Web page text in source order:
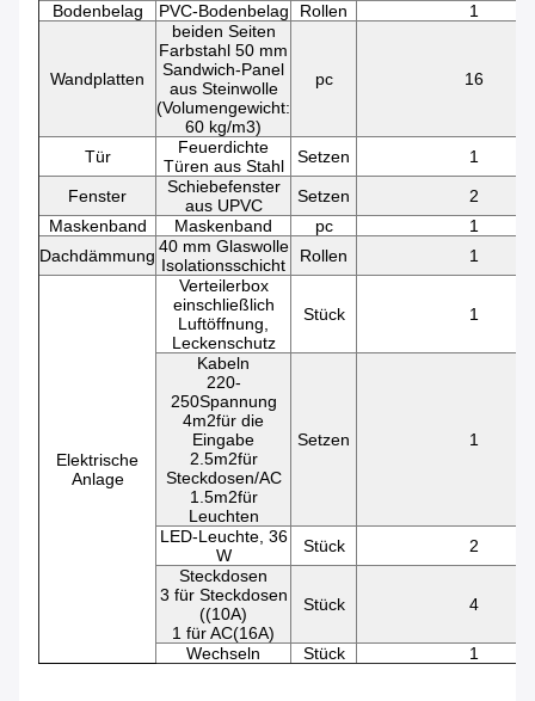
Bodenbelag
PVC-Bodenbelag Rollen 1
Wandplatten
beiden Seiten
Farbstahl 50 mm
Sandwich-Panel
aus Steinwolle
(Volumengewicht:
60 kg/m3)
pc 16
Tür
Feuerdichte
Türen aus Stahl
Setzen 1
Fenster
Schiebefenster
aus UPVC
Setzen
2
Maskenband
Maskenband pc
1
Dachdämmung 40 mm Glaswolle
Isolationsschicht
Rollen 1
Elektrische
Anlage
Verteilerbox
einschließlich
Luftöffnung,
Leckenschutz
Stück 1
Kabeln
220-
250Spannung
4m2für die
Eingabe
2.5m2für
Steckdosen/AC
1.5m2für
Leuchten
Setzen 1
LED-Leuchte, 36
W
Stück
2
Steckdosen
3 für Steckdosen
((10A)
1 für AC(16A)
Stück 4
Wechseln Stück 1